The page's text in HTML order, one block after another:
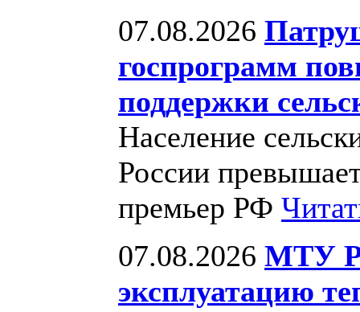
07.08.2026
госпрограмм
поддержки
Население
России
премьер РФ
07.08.2026 МТУ
эксплуатацию